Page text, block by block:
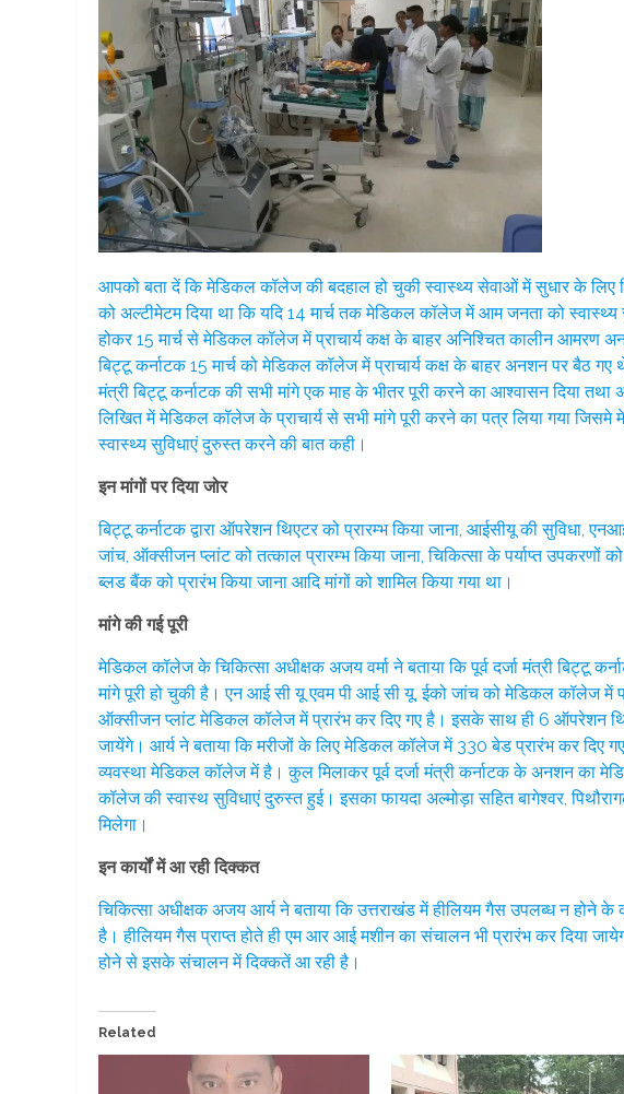
आपको बता दें कि मेडिकल कॉलेज की बदहाल हो चुकी स्वास्थ्य सेवाओं में सुधार के लिए
को अल्टीमेटम दिया था कि यदि 14 मार्च तक मेडिकल कॉलेज में आम जनता को स्वास्थ्य
होकर 15 मार्च से मेडिकल कॉलेज में प्राचार्य कक्ष के बाहर अनिश्चित कालीन आमरण
बिट्टू कर्नाटक 15 मार्च को मेडिकल कॉलेज में प्राचार्य कक्ष के बाहर अनशन पर बैठ
मंत्री बिट्टू कर्नाटक की सभी मांगे एक माह के भीतर पूरी करने का आश्वासन दिया तथा
लिखित में मेडिकल कॉलेज के प्राचार्य से सभी मांगे पूरी करने का पत्र लिया गया जिसमे
स्वास्थ्य सुविधाएं दुरुस्त करने की बात कही।
इन मांगों पर दिया जोर
बिट्टू कर्नाटक द्वारा ऑपरेशन थिएटर को प्रारम्भ किया जाना, आईसीयू की सुविधा,
जांच, ऑक्सीजन प्लांट को तत्काल प्रारम्भ किया जाना, चिकित्सा के पर्याप्त उपकरणों
ब्लड बैंक को प्रारंभ किया जाना आदि मांगों को शामिल किया गया था।
मांगे की गई पूरी
मेडिकल कॉलेज के चिकित्सा अधीक्षक अजय वर्मा ने बताया कि पूर्व दर्जा मंत्री बिट्टू
मांगे पूरी हो चुकी है। एन आई सी यू एवम पी आई सी यू, ईको जांच को मेडिकल कॉलेज में
ऑक्सीजन प्लांट मेडिकल कॉलेज में प्रारंभ कर दिए गए है। इसके साथ ही 6 ऑपरेशन
जायेंगे। आर्य ने बताया कि मरीजों के लिए मेडिकल कॉलेज में 330 बेड प्रारंभ कर दिए
व्यवस्था मेडिकल कॉलेज में है। कुल मिलाकर पूर्व दर्जा मंत्री कर्नाटक के अनशन
कॉलेज की स्वास्थ सुविधाएं दुरुस्त हुई। इसका फायदा अल्मोड़ा सहित बागेश्वर,
मिलेगा।
इन कार्यों में आ रही दिक्कत
चिकित्सा अधीक्षक अजय आर्य ने बताया कि उत्तराखंड में हीलियम गैस उपलब्ध न होने
है। हीलियम गैस प्राप्त होते ही एम आर आई मशीन का संचालन भी प्रारंभ कर दिया
होने से इसके संचालन में दिक्कतें आ रही है।
Related